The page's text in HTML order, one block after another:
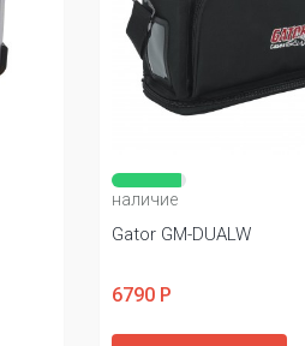
наличие
Gator GM-DUALW
6790 Р